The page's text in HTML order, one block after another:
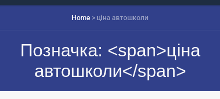
Home > ціна автошколи
Позначка: <span>ціна
автошколи</span>